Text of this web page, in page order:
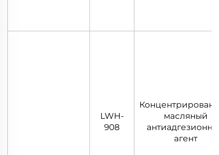
LWH-
908
масляный
агент